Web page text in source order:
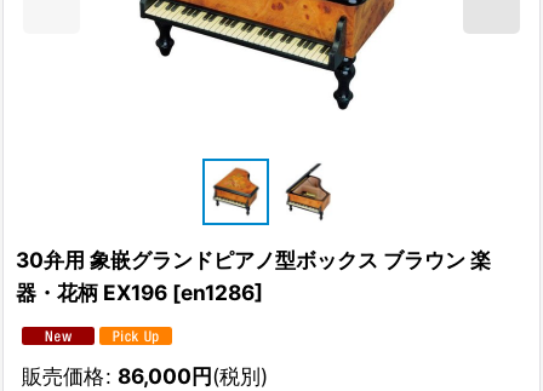
30弁用 象嵌グランドピアノ型ボックス ブラウン 楽
器・花柄 EX196 [en1286]
販売価格: 86,000円(税別)